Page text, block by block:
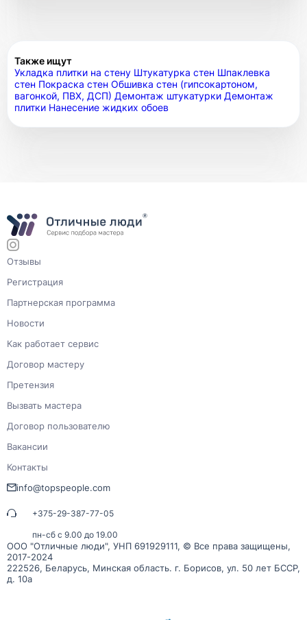
Также ищут
Укладка плитки на стену Штукатурка стен Шпаклевка
стен Покраска стен Обшивка стен (гипсокартоном,
вагонкой, ПВХ, ДСП) Демонтаж штукатурки Демонтаж
плитки Нанесение жидких обоев
ООО "Отличные люди", УНП 691929111, © Все права защищены,
2017-2024
222526, Беларусь, Минская область. г. Борисов, ул. 50 лет БССР,
д. 10а
Отзывы
Регистрация
Партнерская программа
Новости
Как работает сервис
Договор мастеру
Претензия
Вызвать мастера
Договор пользователю
Вакансии
Контакты
info@topspeople.com
+375-29-387-77-05
пн-сб с 9.00 до 19.00